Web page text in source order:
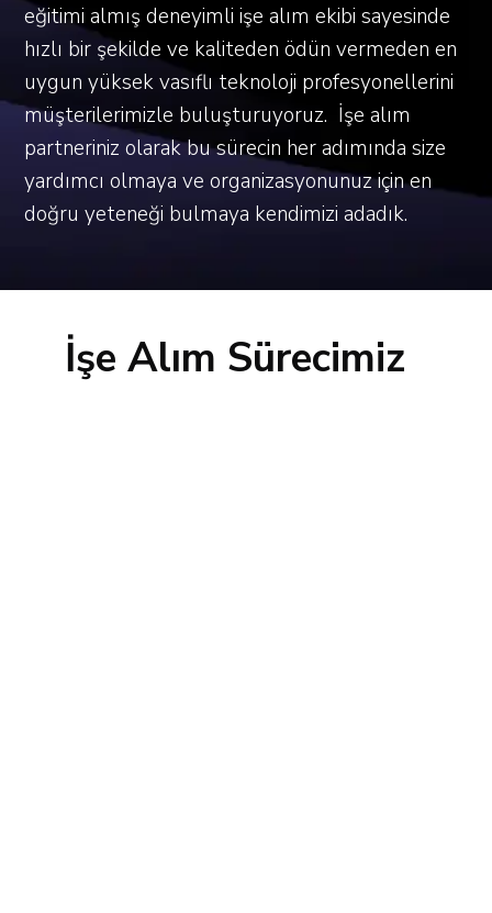
eğitimi almış deneyimli işe alım ekibi sayesinde
hızlı bir şekilde ve kaliteden ödün vermeden en
uygun yüksek vasıflı teknoloji profesyonellerini
müşterilerimizle buluşturuyoruz. İşe alım
partneriniz olarak bu sürecin her adımında size
yardımcı olmaya ve organizasyonunuz için en
doğru yeteneği bulmaya kendimizi adadık.
İşe Alım Sürecimiz